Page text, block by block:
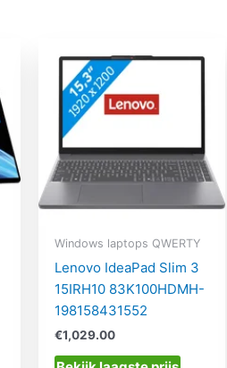
Windows laptops QWERTY
Lenovo IdeaPad Slim 3
15IRH10 83K100HDMH-
198158431552
€1,029.00